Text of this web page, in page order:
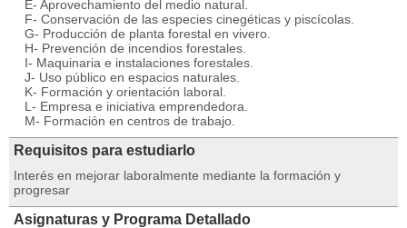
E- Aprovechamiento del medio natural.
F- Conservación de las especies cinegéticas y piscícolas.
G- Producción de planta forestal en vivero.
H- Prevención de incendios forestales.
I- Maquinaria e instalaciones forestales.
J- Uso público en espacios naturales.
K- Formación y orientación laboral.
L- Empresa e iniciativa emprendedora.
M- Formación en centros de trabajo.
Requisitos para estudiarlo
Interés en mejorar laboralmente mediante la formación y
progresar
Asignaturas y Programa Detallado